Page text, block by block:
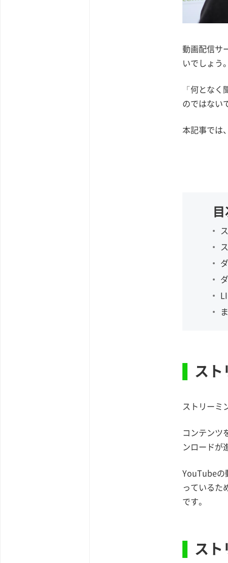
動画配信サ
いでしょう。
「何とな
のではない
本記事では
スト
ストリーミ
コンテンツ
ンロードが
YouTubeの
っているた
です。
スト